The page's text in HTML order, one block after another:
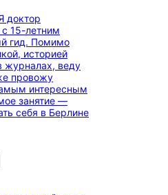
доктор
15-летним
гид. Помимо
историей
журналах, веду
провожу
интересным
занятие —
себя в Берлине